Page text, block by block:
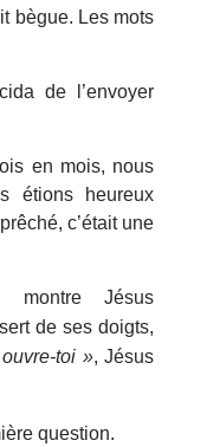
bègue. Les mots
de l’envoyer
en mois, nous
étions heureux
c’était une
montre Jésus
de ses doigts,
toi », Jésus
question.